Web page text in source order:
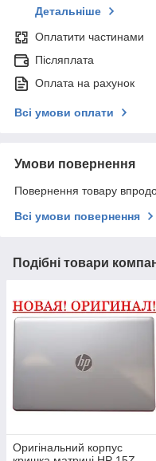
Детальніше
Оплатити частинами
Післяплата
Оплата на рахунок
Всі умови оплати
Умови повернення
Повернення товару
Всі умови повернення
Подібні товари
Оригінальний корпус